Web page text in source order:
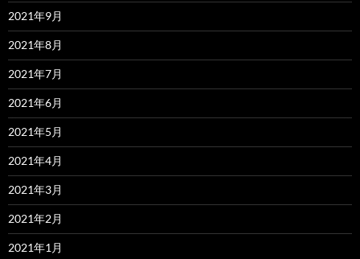
2021年9月
2021年8月
2021年7月
2021年6月
2021年5月
2021年4月
2021年3月
2021年2月
2021年1月